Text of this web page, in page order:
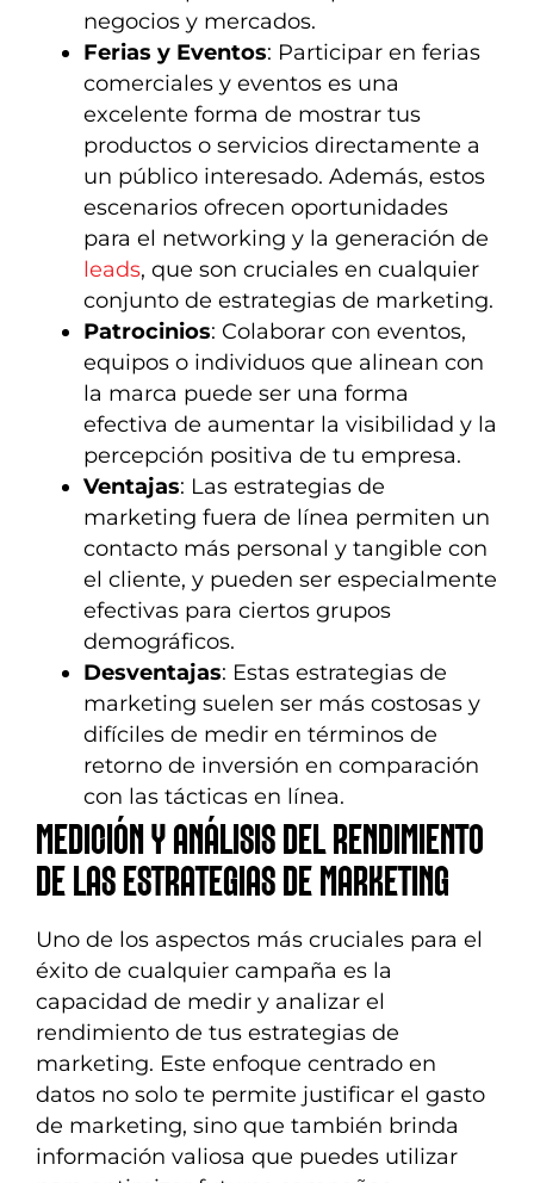
negocios y mercados.
Ferias y Eventos: Participar en ferias
comerciales y eventos es una
excelente forma de mostrar tus
productos o servicios directamente a
un público interesado. Además, estos
escenarios ofrecen oportunidades
para el networking y la generación de
leads, que son cruciales en cualquier
conjunto de estrategias de marketing.
Patrocinios: Colaborar con eventos,
equipos o individuos que alinean con
la marca puede ser una forma
efectiva de aumentar la visibilidad y la
percepción positiva de tu empresa.
Ventajas: Las estrategias de
marketing fuera de línea permiten un
contacto más personal y tangible con
el cliente, y pueden ser especialmente
efectivas para ciertos grupos
demográficos.
Desventajas: Estas estrategias de
marketing suelen ser más costosas y
difíciles de medir en términos de
retorno de inversión en comparación
con las tácticas en línea.
MEDICIÓN Y ANÁLISIS DEL RENDIMIENTO
DE LAS ESTRATEGIAS DE MARKETING
Uno de los aspectos más cruciales para el
éxito de cualquier campaña es la
capacidad de medir y analizar el
rendimiento de tus estrategias de
marketing. Este enfoque centrado en
datos no solo te permite justificar el gasto
de marketing, sino que también brinda
información valiosa que puedes utilizar